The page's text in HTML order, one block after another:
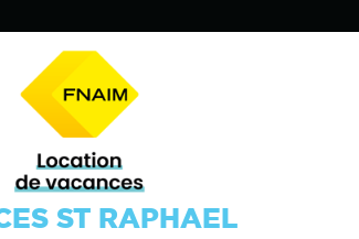
ST RAPHAEL